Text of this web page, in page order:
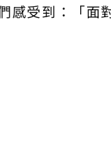
感受到：「面